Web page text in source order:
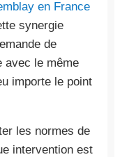
en France
synergie
de
avec le même
importe le point
les normes de
intervention est